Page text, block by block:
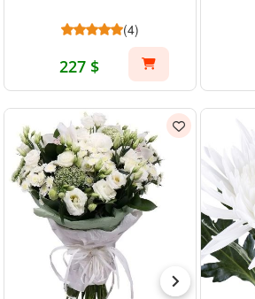
(4)
227 $